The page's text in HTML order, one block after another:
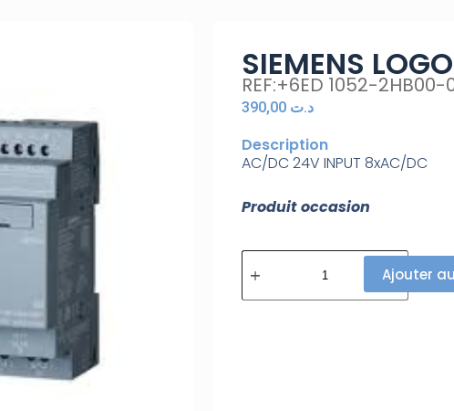
SIEMENS LOGO
REF:+6ED 1052-2HB00-
د.ت
Description
AC/DC 24V INPUT 8xAC/DC
Produit occasion
Ajouter